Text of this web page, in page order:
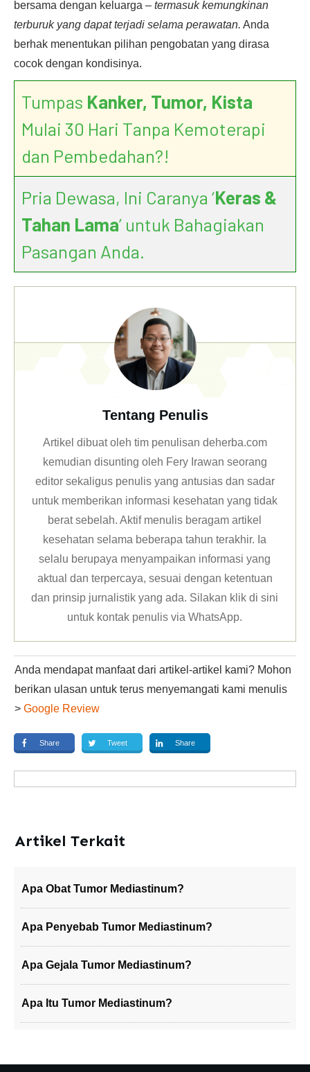
bersama dengan keluarga – termasuk kemungkinan
terburuk yang dapat terjadi selama perawatan. Anda
berhak menentukan pilihan pengobatan yang dirasa
cocok dengan kondisinya.
Tumpas Kanker, Tumor, Kista
Mulai 30 Hari Tanpa Kemoterapi
dan Pembedahan?!
Pria Dewasa, Ini Caranya ‘Keras &
Tahan Lama’ untuk Bahagiakan
Pasangan Anda.
Tentang Penulis
Artikel dibuat oleh tim penulisan deherba.com
kemudian disunting oleh Fery Irawan seorang
editor sekaligus penulis yang antusias dan sadar
untuk memberikan informasi kesehatan yang tidak
berat sebelah. Aktif menulis beragam artikel
kesehatan selama beberapa tahun terakhir. Ia
selalu berupaya menyampaikan informasi yang
aktual dan terpercaya, sesuai dengan ketentuan
dan prinsip jurnalistik yang ada. Silakan klikdi sini
untuk kontak penulis via WhatsApp.
Anda mendapat manfaat dari artikel-artikel kami? Mohon
berikan ulasan untuk terus menyemangati kami menulis
> Google Review
Share Tweet Share
Artikel Terkait
Apa Obat Tumor Mediastinum?
Apa Penyebab Tumor Mediastinum?
Apa Gejala Tumor Mediastinum?
Apa Itu Tumor Mediastinum?